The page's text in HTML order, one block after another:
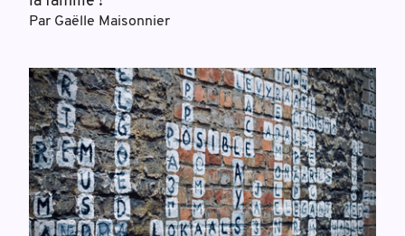
Par Gaëlle Maisonnier